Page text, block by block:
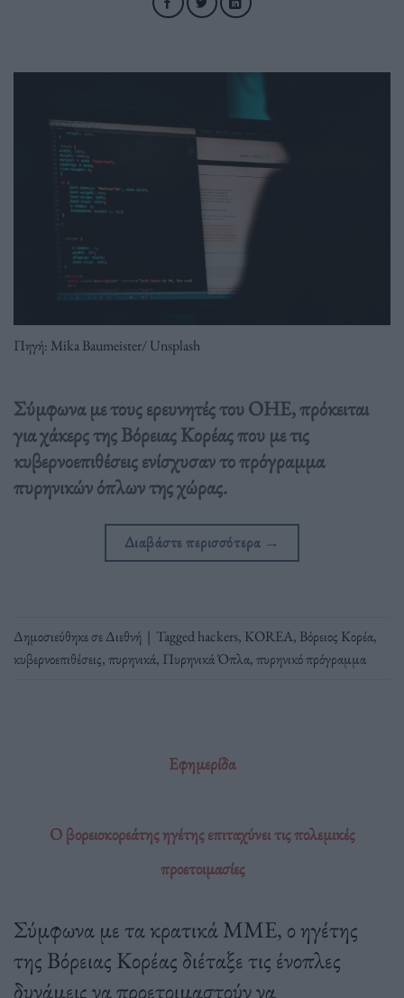
Πηγή: Mika Baumeister/ Unsplash
Σύμφωνα με τους ερευνητές του ΟΗΕ, πρόκειται
για χάκερς της Βόρειας Κορέας που με τις
κυβερνοεπιθέσεις ενίσχυσαν το πρόγραμμα
πυρηνικών όπλων της χώρας.
Διαβάστε περισσότερα →
Δημοσιεύθηκε σεΔιεθνή | Taggedhackers, KOREA, Βόρειος Κορέα,
κυβερνοεπιθέσεις,πυρηνικά, Πυρηνικά Όπλα,πυρηνικό πρόγραμμα
Εφημερίδα
Ο βορειοκορεάτης ηγέτης επιταχύνει τις πολεμικές
προετοιμασίες
Σύμφωνα με τα κρατικά ΜΜΕ, ο ηγέτης
της Βόρειας Κορέας διέταξε τις ένοπλες
δυνάμεις να προετοιμαστούν να